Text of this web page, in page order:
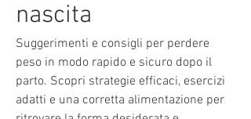
nascita
Suggerimenti e consigli per perdere
peso in modo rapido e sicuro dopo il
parto. Scopri strategie efficaci, esercizi
adatti e una corretta alimentazione per